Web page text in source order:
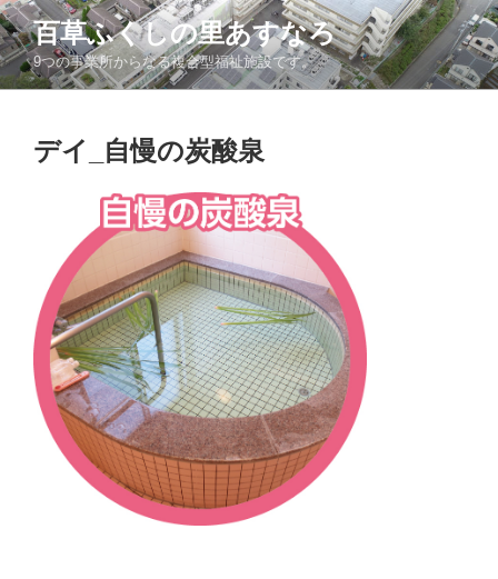
コ
ン
テ
ン
百草ふくしの里あすなろ
9つの事業所からなる複合型福祉施設です。
デイ_自慢の炭酸泉